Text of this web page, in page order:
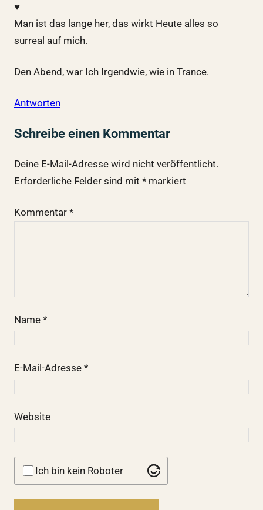
♥
Man ist das lange her, das wirkt Heute alles so
surreal auf mich.
Den Abend, war Ich Irgendwie, wie in Trance.
Antworten
Schreibe einen Kommentar
Deine E-Mail-Adresse wird nicht veröffentlicht.
Erforderliche Felder sind mit *markiert
Kommentar *
Name *
E-Mail-Adresse *
Website
Ich bin kein Roboter